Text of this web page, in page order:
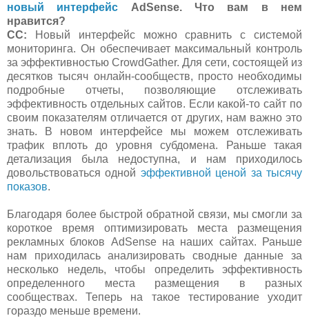
новый интерфейс AdSense. Что вам в нем
нравится?
СС: Новый интерфейс можно сравнить с системой
мониторинга. Он обеспечивает максимальный контроль
за эффективностью CrowdGather. Для сети, состоящей из
десятков тысяч онлайн-сообществ, просто необходимы
подробные отчеты, позволяющие отслеживать
эффективность отдельных сайтов. Если какой-то сайт по
своим показателям отличается от других, нам важно это
знать. В новом интерфейсе мы можем отслеживать
трафик вплоть до уровня субдомена. Раньше такая
детализация была недоступна, и нам приходилось
довольствоваться одной эффективной ценой за тысячу
показов.
Благодаря более быстрой обратной связи, мы смогли за
короткое время оптимизировать места размещения
рекламных блоков AdSense на наших сайтах. Раньше
нам приходилась анализировать сводные данные за
несколько недель, чтобы определить эффективность
определенного места размещения в разных
сообществах. Теперь на такое тестирование уходит
гораздо меньше времени.